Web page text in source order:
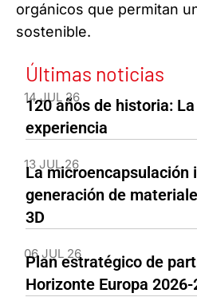
orgánicos que permitan
sostenible.
Últimas noticias
14 JUL 26
120 años de historia:
experiencia
13 JUL 26
La microencapsulación
generación de
3D
06 JUL 26
Plan estratégico de
Horizonte Europa 2026-